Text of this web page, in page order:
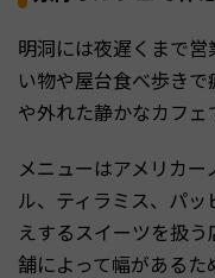
明洞には夜遅くまで
い物や屋台食べ歩き
や外れた静かなカフェ
メニューはアメリカ
ル、ティラミス、パ
えするスイーツを扱
舗によって幅がある